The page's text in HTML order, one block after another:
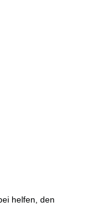
helfen, den